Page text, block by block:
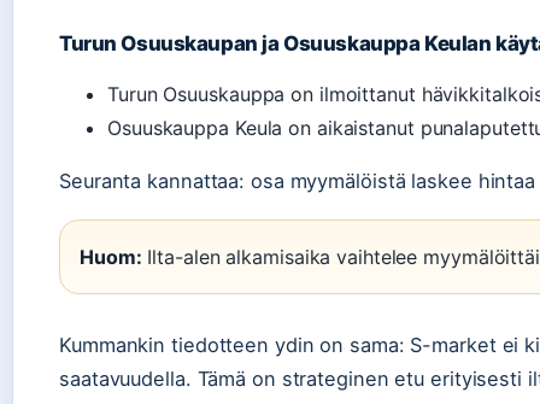
Turun Osuuskaupan ja Osuuskauppa Keulan
Turun Osuuskauppa on ilmoittanut
Osuuskauppa Keula on aikaistanut
Seuranta kannattaa: osa myymälöistä laskee
Huom: Ilta-alen alkamisaika vaihtelee
Kummankin tiedotteen ydin on sama: S-market ei
saatavuudella. Tämä on strateginen etu erityisesti